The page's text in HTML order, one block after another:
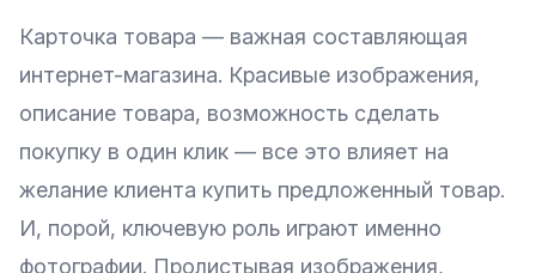
Карточка товара — важная составляющая
интернет-магазина. Красивые изображения,
описание товара, возможность сделать
покупку в один клик — все это влияет на
желание клиента купить предложенный товар.
И, порой, ключевую роль играют именно
фотографии. Пролистывая изображения,